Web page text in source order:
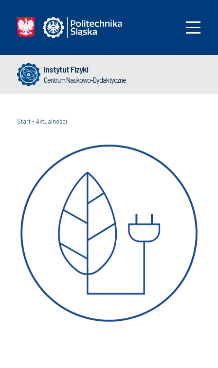
Instytut Fizyki
Centrum Naukowo-Dydaktyczne
Start-Aktualności